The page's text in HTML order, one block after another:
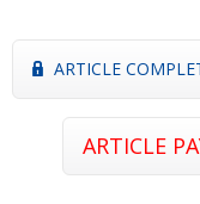
ARTICLE
ARTICLE